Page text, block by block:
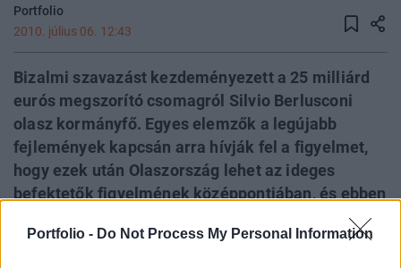
Portfolio - Do Not Process My Personal Information
Portfolio
2010. július 06. 12:43
Bizalmi szavazást kezdeményezett a 25 milliárd
eurós megszorító csomagról Silvio Berlusconi
olasz kormányfő. Egyes elemzők a legújabb
fejlemények kapcsán arra hívják fel a figyelmet,
hogy ezek után Olaszország lehet az ideges
befektetők figyelmének középpontjában, és ebben
az esetben minden eddiginél nagyobb veszély
leselkedhet Európára és egyben a globális